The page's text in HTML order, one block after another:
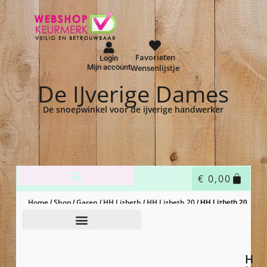
Login
Mijn account
Favorieten
Wensenlijstje
De IJverige Dames
De snoepwinkel voor de ijverige handwerker
€ 0,00
Home/Shop/Garen / HH Lizbeth / HH Lizbeth 20/ HH Lizbeth 20
H